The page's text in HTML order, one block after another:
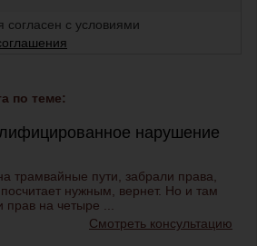
с условиями
по теме:
нарушение
трамвайные пути, забрали права,
нужным, вернет. Но и там
прав на четыре ...
Смотреть консультацию